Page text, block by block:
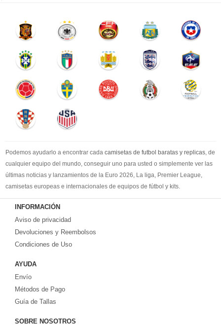
Podemos ayudarlo a encontrar cada camisetas de futbol baratas y replicas, de
cualquier equipo del mundo, conseguir uno para usted o simplemente ver las
últimas noticias y lanzamientos de la Euro 2026, La liga, Premier League,
camisetas europeas e internacionales de equipos de fútbol y kits.
Comprecamisetas de futbol baratasen la tienda deportiva más grande de
Europa. ¡Grandes ofertas en todas las camisetas del club de fútbol, ​​kits
europeos e internacionales, todo a los precios más bajos!
Compre nuestra gran selección de
equipaciones, camisetas y un portero a partir de €17.6. Diseños de fútbol
INFORMACIÓN
Aviso de privacidad
Devoluciones y Reembolsos
Condiciones de Uso
AYUDA
Envío
Métodos de Pago
Guía de Tallas
SOBRE NOSOTROS